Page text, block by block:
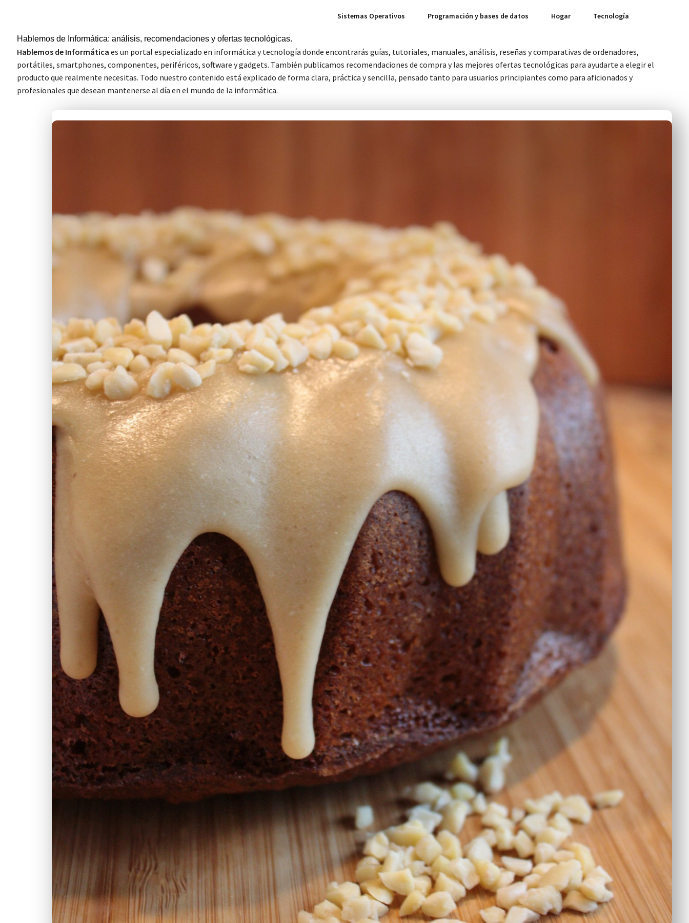
Sistemas Operativos Programación y bases de datos Hogar Tecnología
Hablemos de Informática: análisis, recomendaciones y ofertas tecnológicas.
Hablemos de Informática es un portal especializado en informática y tecnología donde encontrarás guías, tutoriales, manuales, análisis, reseñas y comparativas de ordenadores,
portátiles, smartphones, componentes, periféricos, software y gadgets. También publicamos recomendaciones de compra y las mejores ofertas tecnológicas para ayudarte a elegir el
producto que realmente necesitas. Todo nuestro contenido está explicado de forma clara, práctica y sencilla, pensado tanto para usuarios principiantes como para aficionados y
profesionales que desean mantenerse al día en el mundo de la informática.